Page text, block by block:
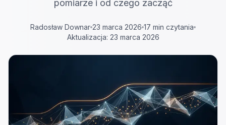
pomiarze i od czego zacząć
Radosław Downar 23 marca 2026 17 min czytania
Aktualizacja: 23 marca 2026